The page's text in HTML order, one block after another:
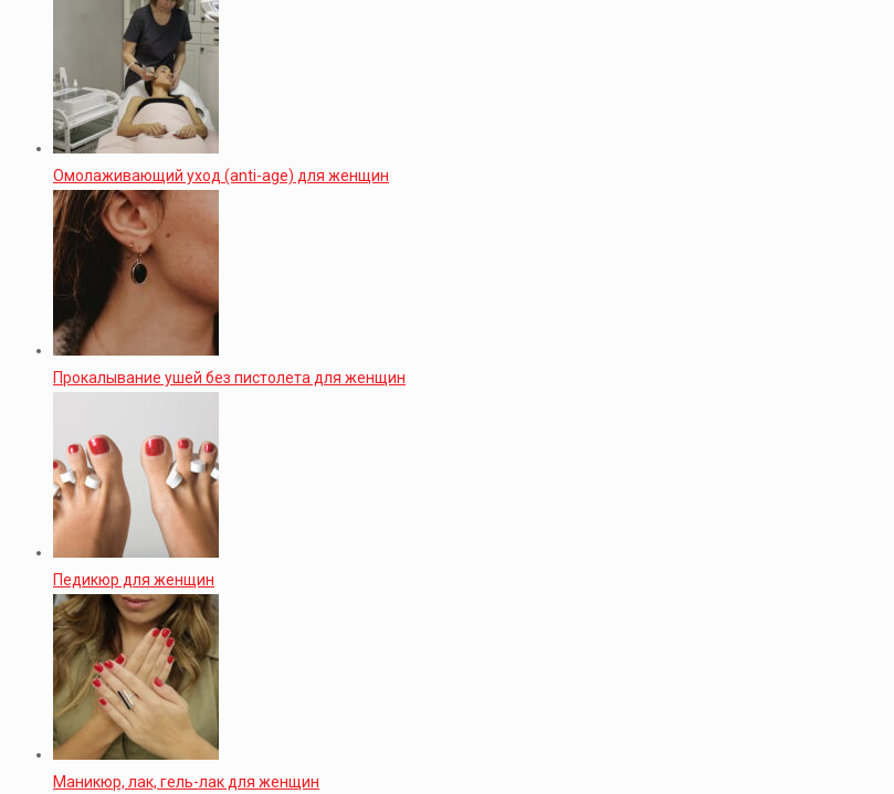
Омолаживающий уход (anti-age) для женщин
Прокалывание ушей без пистолета для женщин
Педикюр для женщин
Маникюр, лак, гель-лак для женщин